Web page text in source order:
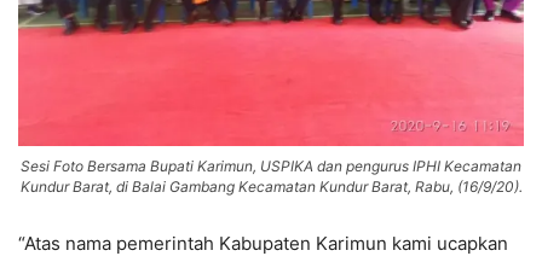
Sesi Foto Bersama Bupati Karimun, USPIKA dan pengurus IPHI Kecamatan
Kundur Barat, di Balai Gambang Kecamatan Kundur Barat, Rabu, (16/9/20).
“Atas nama pemerintah Kabupaten Karimun kami ucapkan